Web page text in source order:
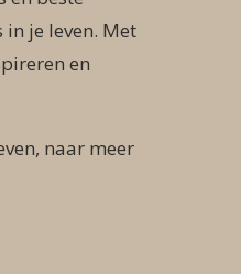
je leven. Met
en
naar meer